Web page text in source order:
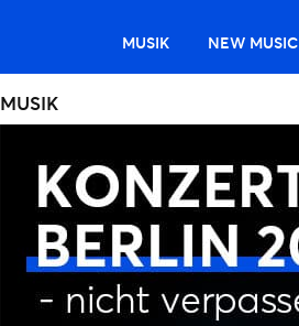
MUSIK NEW MUSIC
MUSIK